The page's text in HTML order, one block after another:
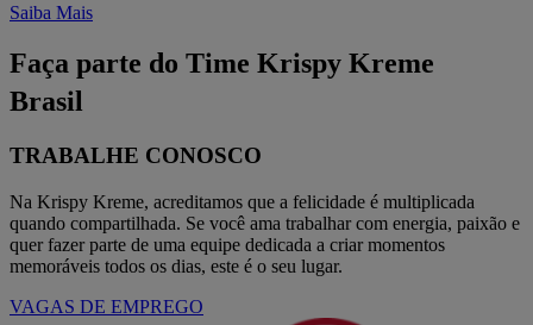
Saiba Mais
Faça parte do Time Krispy Kreme
Brasil
TRABALHE CONOSCO
Na Krispy Kreme, acreditamos que a felicidade é multiplicada
quando compartilhada. Se você ama trabalhar com energia, paixão e
quer fazer parte de uma equipe dedicada a criar momentos
memoráveis todos os dias, este é o seu lugar.
VAGAS DE EMPREGO